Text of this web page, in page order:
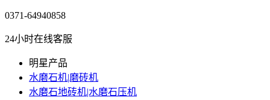
0371-64940858
24小时在线客服
明星产品
水磨石机|磨砖机
水磨石地砖机|水磨石压机